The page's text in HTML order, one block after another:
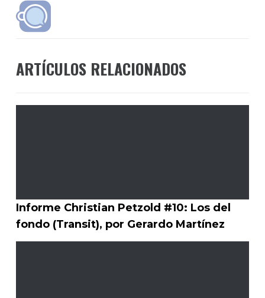
ARTÍCULOS RELACIONADOS
Informe Christian Petzold #10: Los del
fondo (Transit), por Gerardo Martínez